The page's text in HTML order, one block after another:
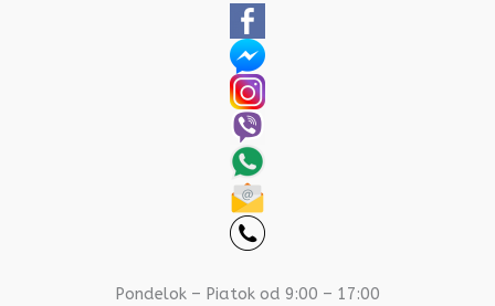
Pondelok – Piatok od 9:00 – 17:00